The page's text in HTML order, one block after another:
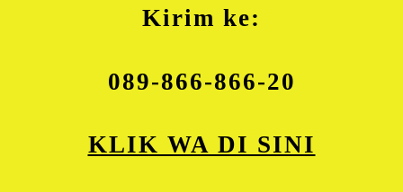
Kirim ke:
089-866-866-20
KLIK WA DI SINI